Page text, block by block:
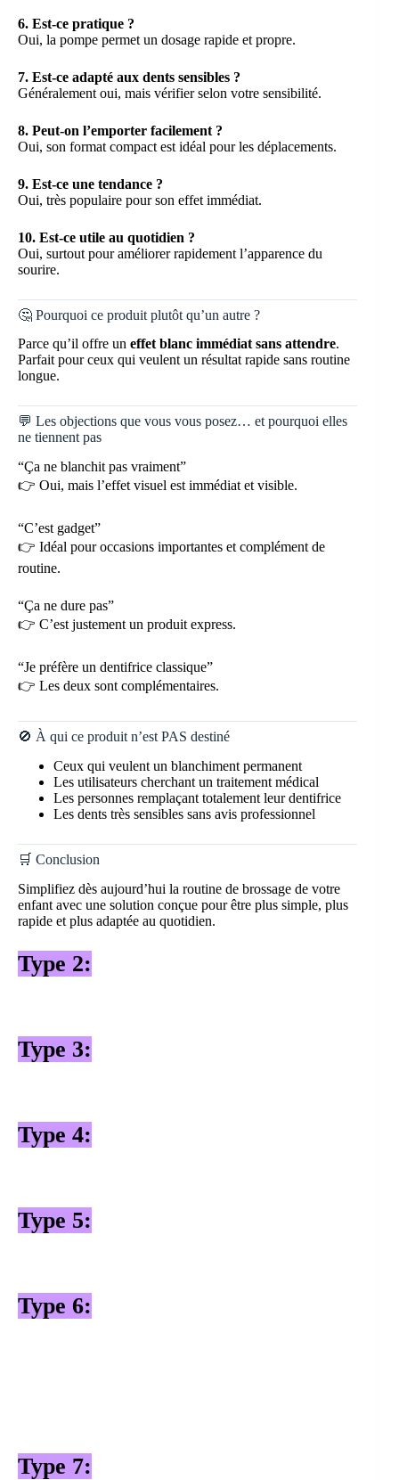
6. Est-ce pratique ?
Oui, la pompe permet un dosage rapide et propre.
7. Est-ce adapté aux dents sensibles ?
Généralement oui, mais vérifier selon votre sensibilité.
8. Peut-on l’emporter facilement ?
Oui, son format compact est idéal pour les déplacements.
9. Est-ce une tendance ?
Oui, très populaire pour son effet immédiat.
10. Est-ce utile au quotidien ?
Oui, surtout pour améliorer rapidement l’apparence du
sourire.
🤔 Pourquoi ce produit plutôt qu’un autre ?
Parce qu’il offre un effet blanc immédiat sans attendre.
Parfait pour ceux qui veulent un résultat rapide sans routine
longue.
💬 Les objections que vous vous posez… et pourquoi elles
ne tiennent pas
“Ça ne blanchit pas vraiment”
👉 Oui, mais l’effet visuel est immédiat et visible.
“C’est gadget”
👉 Idéal pour occasions importantes et complément de
routine.
“Ça ne dure pas”
👉 C’est justement un produit express.
“Je préfère un dentifrice classique”
👉 Les deux sont complémentaires.
🚫 À qui ce produit n’est PAS destiné
Ceux qui veulent un blanchiment permanent
Les utilisateurs cherchant un traitement médical
Les personnes remplaçant totalement leur dentifrice
Les dents très sensibles sans avis professionnel
🛒 Conclusion
Simplifiez dès aujourd’hui la routine de brossage de votre
enfant avec une solution conçue pour être plus simple, plus
rapide et plus adaptée au quotidien.
Type 2:
Type 3:
Type 4:
Type 5:
Type 6:
Type 7: